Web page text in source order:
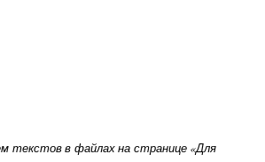
текстов в файлах на странице «Для